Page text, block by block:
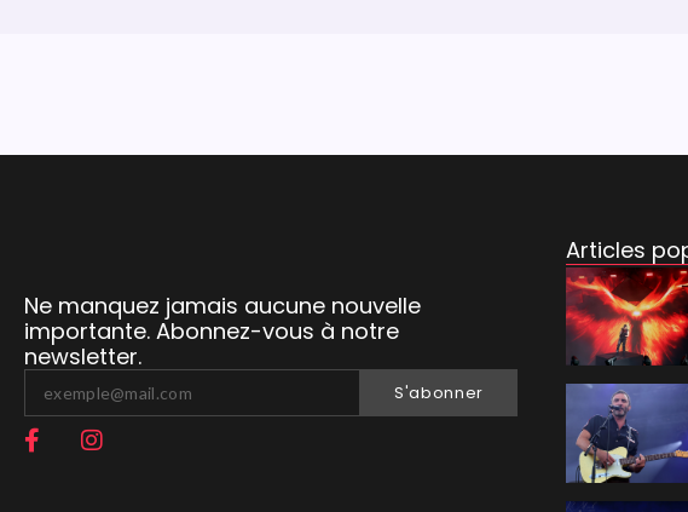
Ne manquez jamais aucune nouvelle
importante. Abonnez-vous à notre
newsletter.
S'abonner
Articles